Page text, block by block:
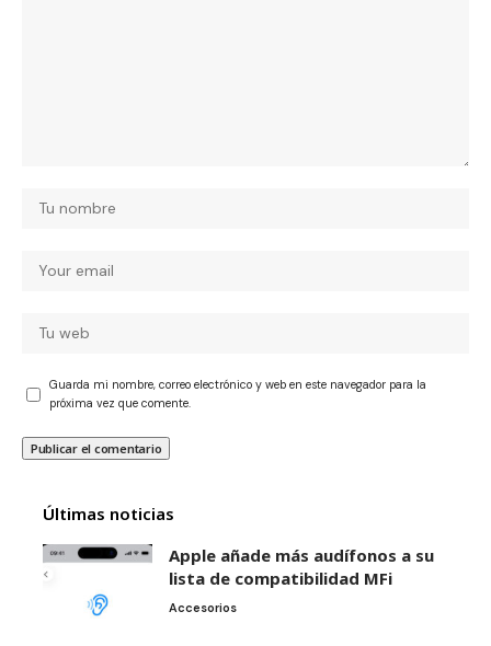
Guarda mi nombre, correo electrónico y web en este navegador para la
próxima vez que comente.
Últimas noticias
Apple añade más audífonos a su
lista de compatibilidad MFi
Accesorios